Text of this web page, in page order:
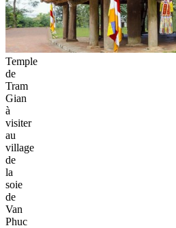
Temple
de
Tram
Gian
à
visiter
au
village
de
la
soie
de
Van
Phuc